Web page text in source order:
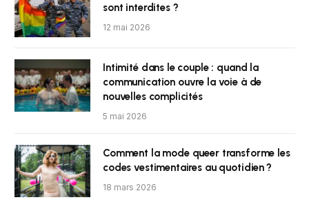
sont interdites ?
12 mai 2026
Intimité dans le couple : quand la
communication ouvre la voie à de
nouvelles complicités
5 mai 2026
Comment la mode queer transforme les
codes vestimentaires au quotidien ?
18 mars 2026